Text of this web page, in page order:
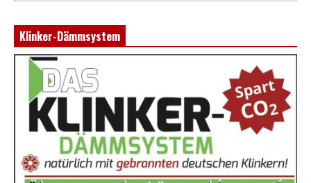
Klinker-Dämmsystem